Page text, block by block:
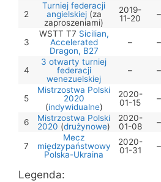
2
Turniej federacji
angielskiej(za
zaproszeniami)
2019-
11-20
–
3
WSTT T7 Sicilian,
Accelerated
Dragon, B27
– –
4
3 otwarty turniej
federacji
wenezuelskiej
– –
5
Mistrzostwa Polski
2020
(indywidualne)
2020-
01-15
–
6
Mistrzostwa Polski
2020 (drużynowe)
2020-
01-08
–
7
Mecz
międzypaństwowy
Polska-Ukraina
2020-
01-31
–
Legenda: